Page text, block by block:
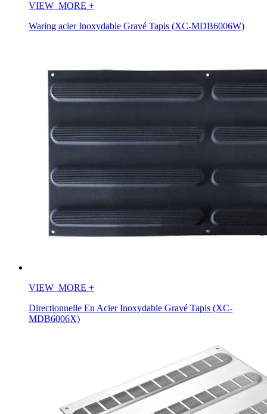
VIEW_MORE +
Waring acier Inoxydable Gravé Tapis (XC-MDB6006W)
VIEW_MORE +
Directionnelle En Acier Inoxydable Gravé Tapis (XC-
MDB6006X)